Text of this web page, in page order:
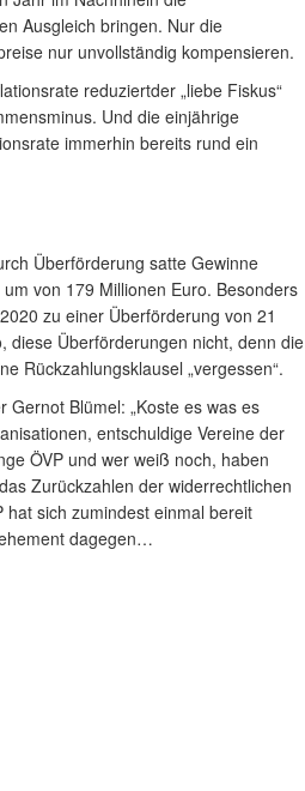
Ausgleich bringen. Nur die
nur unvollständig kompensieren.
reduziertder „liebe Fiskus“
Und die einjährige
immerhin bereits rund ein
Überförderung satte Gewinne
von 179 Millionen Euro. Besonders
zu einer Überförderung von 21
diese Überförderungen nicht, denn die
Rückzahlungsklausel „vergessen“.
Blümel: „Koste es was es
entschuldige Vereine der
ÖVP und wer weiß noch, haben
Zurückzahlen der widerrechtlichen
sich zumindest einmal bereit
dagegen…